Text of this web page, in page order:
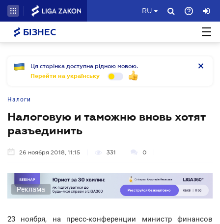
RU
БІЗНЕС
Ця сторінка доступна рідною мовою.
Перейти на українську
Налоги
Налоговую и таможню вновь хотят
разъединить
26 ноября 2018, 11:15 331 0
Реклама
23 ноября, на пресс-конференции министр финансов